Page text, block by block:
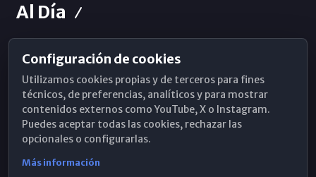
Al Día
Horarios de Misa
Hemeroteca
WhatsApp
Configuración de cookies
Utilizamos cookies propias y de terceros para fines
técnicos, de preferencias, analíticos y para mostrar
contenidos externos como YouTube, X o Instagram.
Puedes aceptar todas las cookies, rechazar las
opcionales o configurarlas.
Más información